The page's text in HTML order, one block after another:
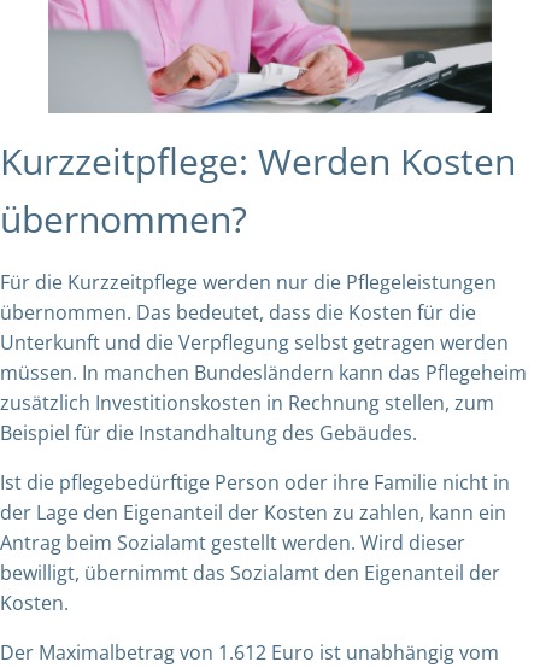
Kurzzeitpflege: Werden Kosten
übernommen?
Für die Kurzzeitpflege werden nur die Pflegeleistungen
übernommen. Das bedeutet, dass die Kosten für die
Unterkunft und die Verpflegung selbst getragen werden
müssen. In manchen Bundesländern kann das Pflegeheim
zusätzlich Investitionskosten in Rechnung stellen, zum
Beispiel für die Instandhaltung des Gebäudes.
Ist die pflegebedürftige Person oder ihre Familie nicht in
der Lage den Eigenanteil der Kosten zu zahlen, kann ein
Antrag beim Sozialamt gestellt werden. Wird dieser
bewilligt, übernimmt das Sozialamt den Eigenanteil der
Kosten.
Der Maximalbetrag von 1.612 Euro ist unabhängig vom